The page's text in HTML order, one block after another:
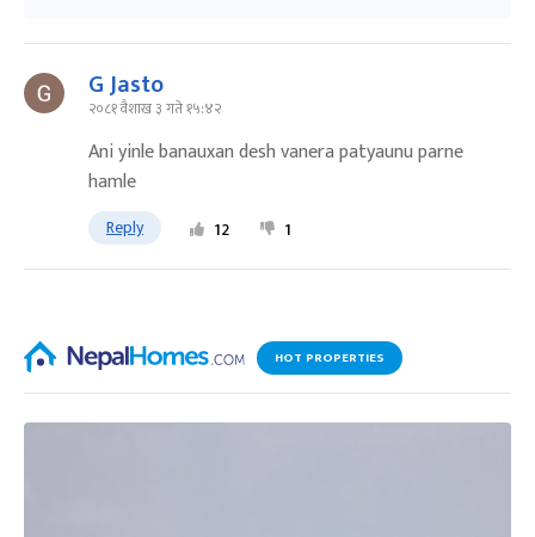
G Jasto
२०८१ वैशाख ३ गते १५:४२
Ani yinle banauxan desh vanera patyaunu parne
hamle
Reply 12 1
HOT PROPERTIES